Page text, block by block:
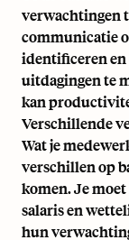
verwachtingen
communicatie
identificeren en
uitdagingen te
kan
Verschillende
Wat je
verschillen op
komen. Je
salaris en
hun